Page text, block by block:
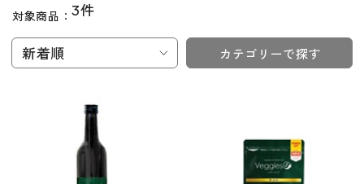
対象商品：3件
新着順 カテゴリーで探す